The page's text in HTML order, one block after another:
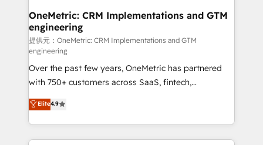
growth. Our multidisciplinary team designs solutions
that simplify complexity, boost performance, and
turn innovation into real impact. 🌍 Highlights •
HubSpot Partner since 2012 • 2022 EMEA Impact
Award: Best Integration • 150+ successful HubSpot
projects • Clients in 30+ industries • Proprietary
technology for integrations • Multilingual team:
English, Spanish, Portuguese & Italian 👉 Grow
smarter with AI and HubSpot.
OneMetric: CRM Implementations and GTM
engineering
提供元：OneMetric: CRM Implementations and GTM
engineering
Over the past few years, OneMetric has partnered
with 750+ customers across SaaS, fintech,
healthcare, real estate, and other industries. With
150+ HubSpot-certified experts, we deliver scalable
solutions to complex GTM and RevOps challenges.
Our Expertise 🔹 Onboarding & Implementation:
Elite4.9